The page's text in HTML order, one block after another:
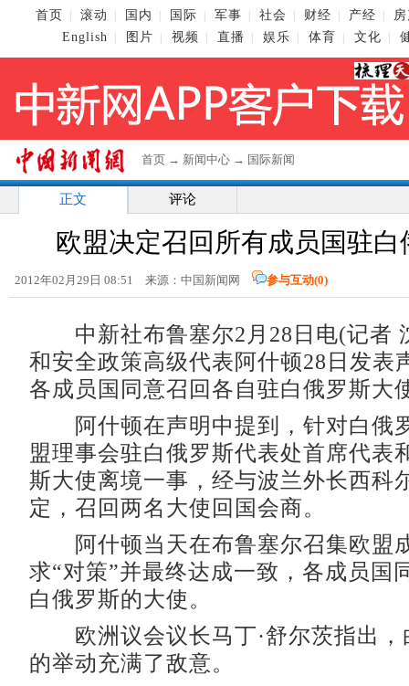
首页 滚动 国内 国际 军事 社会 财经 产经
English
图片 视频 直播 娱乐 体育 文化
首页 → 新闻中心 → 国际新闻
正文 评论
欧盟决定召回所有成员国驻白
2012年02月29日 08:51 来源：中国新闻网 参与互动(0)
中新社布鲁塞尔2月28日电(记者
和安全政策高级代表阿什顿28日发表
各成员国同意召回各自驻白俄罗斯大
阿什顿在声明中提到，针对白俄
盟理事会驻白俄罗斯代表处首席代表
斯大使离境一事，经与波兰外长西科
定，召回两名大使回国会商。
阿什顿当天在布鲁塞尔召集欧盟
求“对策”并最终达成一致，各成员国
白俄罗斯的大使。
欧洲议会议长马丁·舒尔茨指出，
的举动充满了敌意。